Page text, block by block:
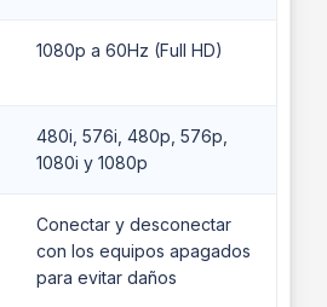
1080p a 60Hz (Full HD)
480i, 576i, 480p, 576p,
1080i y 1080p
Conectar y desconectar
con los equipos apagados
para evitar daños